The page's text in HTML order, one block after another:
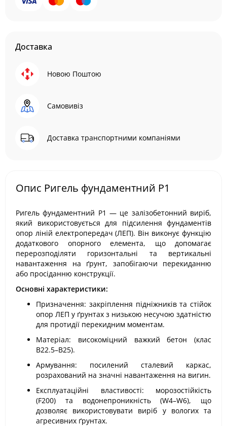
Доставка
Новою Поштою
Самовивіз
Доставка транспортними компаніями
Опис Ригель фундаментний Р1
Ригель фундаментний Р1 — це залізобетонний виріб,
який використовується для підсилення фундаментів
опор ліній електропередач (ЛЕП). Він виконує функцію
додаткового опорного елемента, що допомагає
перерозподіляти горизонтальні та вертикальні
навантаження на ґрунт, запобігаючи перекиданню
або просіданню конструкції.
Основні характеристики:
Призначення: закріплення підніжників та стійок
опор ЛЕП у ґрунтах з низькою несучою здатністю
для протидії перекидним моментам.
Матеріал: високоміцний важкий бетон (клас
В22.5–В25).
Армування: посилений сталевий каркас,
розрахований на значні навантаження на вигин.
Експлуатаційні властивості: морозостійкість
(F200) та водонепроникність (W4–W6), що
дозволяє використовувати виріб у вологих та
агресивних ґрунтах.